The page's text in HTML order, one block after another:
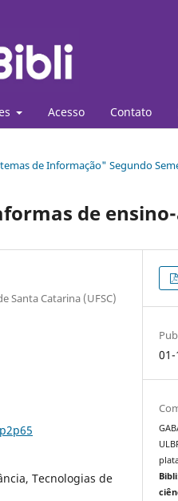
Acesso Contato
de Informação" Segundo
de
Santa Catarina (UFSC)
Tecnologias de
01-